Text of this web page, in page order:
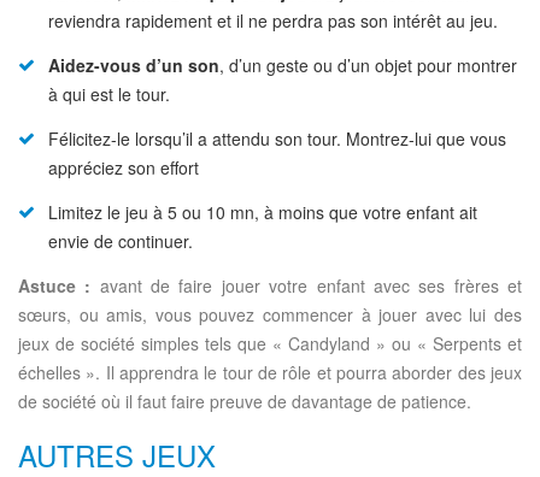
reviendra rapidement et il ne perdra pas son intérêt au jeu.
Aidez-vous d’un son, d’un geste ou d’un objet pour montrer
à qui est le tour.
Félicitez-le lorsqu’il a attendu son tour. Montrez-lui que vous
appréciez son effort
Limitez le jeu à 5 ou 10 mn, à moins que votre enfant ait
envie de continuer.
Astuce : avant de faire jouer votre enfant avec ses frères et
sœurs, ou amis, vous pouvez commencer à jouer avec lui des
jeux de société simples tels que « Candyland » ou « Serpents et
échelles ». Il apprendra le tour de rôle et pourra aborder des jeux
de société où il faut faire preuve de davantage de patience.
AUTRES JEUX